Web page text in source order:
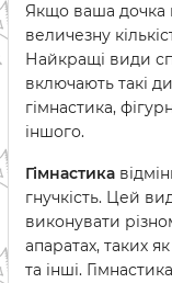
Якщо ваша дочка
величезну
Найкращі види
включають такі
гімнастика,
іншого.
Гімнастика
гнучкість. Цей
виконувати
апаратах, таких
та інші.